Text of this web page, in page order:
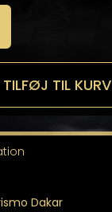
TILFØJ TIL KURV
Dakar